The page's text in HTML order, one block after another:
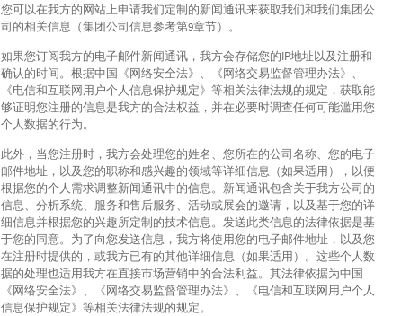
您可以在我方的网站上申请我们定制的新闻通讯来获取我们和我们集团公
司的相关信息（集团公司信息参考第9章节）。
如果您订阅我方的电子邮件新闻通讯，我方会存储您的IP地址以及注册和
确认的时间。根据中国《网络安全法》、《网络交易监督管理办法》、
《电信和互联网用户个人信息保护规定》等相关法律法规的规定，获取能
够证明您注册的信息是我方的合法权益，并在必要时调查任何可能滥用您
个人数据的行为。
此外，当您注册时，我方会处理您的姓名、您所在的公司名称、您的电子
邮件地址，以及您的职称和感兴趣的领域等详细信息（如果适用），以便
根据您的个人需求调整新闻通讯中的信息。新闻通讯包含关于我方公司的
信息、分析系统、服务和售后服务、活动或展会的邀请，以及基于您的详
细信息并根据您的兴趣所定制的技术信息。发送此类信息的法律依据是基
于您的同意。为了向您发送信息，我方将使用您的电子邮件地址，以及您
在注册时提供的，或我方已有的其他详细信息（如果适用）。这些个人数
据的处理也适用我方在直接市场营销中的合法利益。其法律依据为中国
《网络安全法》、《网络交易监督管理办法》、《电信和互联网用户个人
信息保护规定》等相关法律法规的规定。